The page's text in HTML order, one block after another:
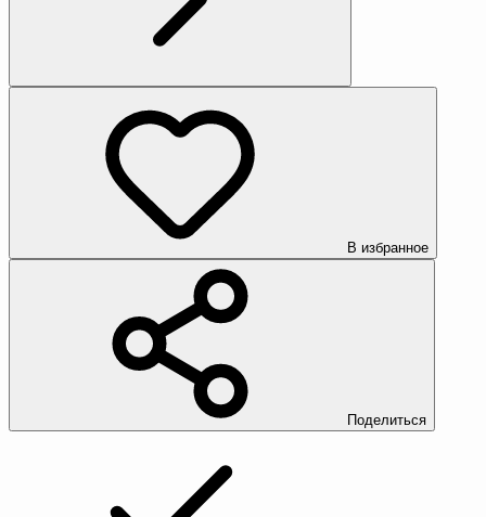
В избранное
Поделиться